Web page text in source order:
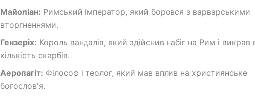
Майоліан: Римський імператор, який боровся з варварськими
вторгненнями.
Гензеріх: Король вандалів, який здійснив набіг на Рим і викрав
кількість скарбів.
Аеропагіт: Філософ і теолог, який мав вплив на християнське
богослов'я.